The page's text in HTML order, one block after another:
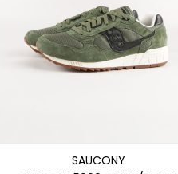
SAUCONY